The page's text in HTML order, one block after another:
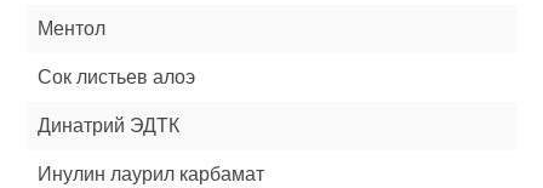
Ментол
Сок листьев алоэ
Динатрий ЭДТК
Инулин лаурил карбамат